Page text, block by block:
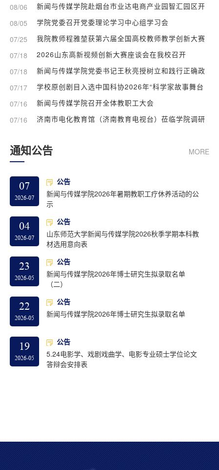
08/06
新闻与传媒学院赴烟台市业达电商产业园智汇园区开
展访企拓岗活动
08/05
学院党委召开党委理论学习中心组学习会
07/25
我院教师程雅堃获第六届全国高校教师教学创新大赛
三等奖
07/18
2026山东高新视频创新大赛座谈会在我校召开
07/18
新闻与传媒学院党委书记王秋亮授树立和践行正确政
绩观学习教育主题党课
07/17
学校原创剧目入选中国科协2026年“科学家故事舞台
剧推广行动”
07/16
新闻与传媒学院召开全体教职工大会
07/16
济南市电化教育馆（济南教育电视台）莅临学院调研
通知公告 MORE
07
2026-07
公告
新闻与传媒学院2026年暑期教职工疗休养活动的公
示
04
2026-07
公告
山东师范大学新闻与传媒学院2026秋季学期本科教
材选用意向表
23
2026-05
公告
新闻与传媒学院2026年博士研究生拟录取名单
（二）
22
2026-05
公告
新闻与传媒学院2026年博士研究生拟录取名单
19
2026-05
公告
5.24电影学、戏剧戏曲学、电影专业硕士学位论文
答辩会安排表